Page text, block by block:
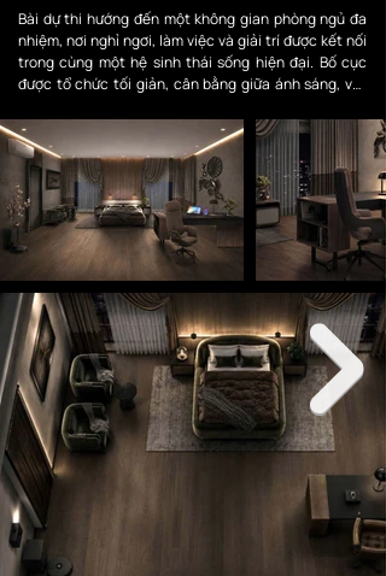
Bài dự thi hướng đến một không gian phòng ngủ đa
nhiệm, nơi nghỉ ngơi, làm việc và giải trí được kết nối
trong cùng một hệ sinh thái sống hiện đại. Bố cục
được tổ chức tối giản, cân bằng giữa ánh sáng, vật
sang trọng nhưng vẫn tiện nghi và gần gũi.
Thông qua thiết kế này, bài dự thi mong muốn truyền
tải tinh thần của cuộc thi “Thiết kế TCL 2026 – Dẫn
đầu công nghệ, sống đỉnh phong cách”: công nghệ
không chỉ phục vụ tiện ích mà còn nâng tầm cảm xúc,
thẩm mỹ và chất lượng sống mỗi ngày.